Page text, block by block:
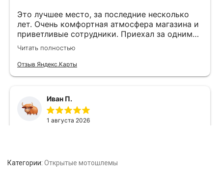
Категории: Открытые мотошлемы